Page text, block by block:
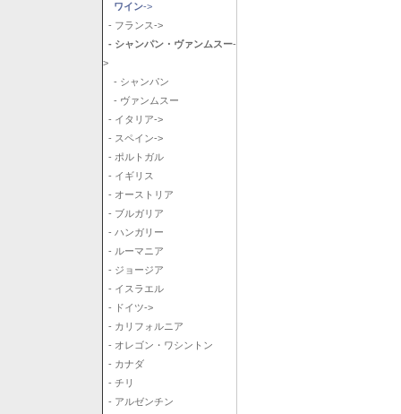
ワイン->
- フランス->
- シャンパン・ヴァンムスー-
>
- シャンパン
- ヴァンムスー
- イタリア->
- スペイン->
- ポルトガル
- イギリス
- オーストリア
- ブルガリア
- ハンガリー
- ルーマニア
- ジョージア
- イスラエル
- ドイツ->
- カリフォルニア
- オレゴン・ワシントン
- カナダ
- チリ
- アルゼンチン